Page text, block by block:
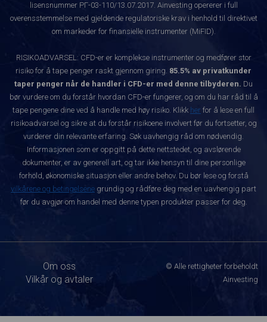
lisensnummer РГ-03-110/13.07.2017. Ainvesting opererer i full
overensstemmelse med gjeldende regulatoriske krav i henhold til direktivet
om markeder for finansielle instrumenter (MiFID).
RISIKOADVARSEL: CFD-er er komplekse instrumenter og medfører stor
risiko for å tape penger raskt gjennom giring. 85.5% av privatkunder
taper penger når de handler i CFD-er med denne tilbyderen. Du
bør vurdere om du forstår hvordan CFD-er fungerer, og om du har råd til å
tape pengene dine ved å handle med høy risiko. Klikk her for å lese en full
risikoadvarsel og sikre at du forstår risikoene involvert før du fortsetter, og
vurderer din relevante erfaring. Søk uavhengig råd om nødvendig.
Informasjonen som er oppgitt på dette nettstedet, og avslørende
dokumenter, er av generell art, og tar ikke hensyn til dine personlige
forhold, økonomiske situasjon eller andre behov. Du bør lese og forstå
vilkårene og betingelsene grundig og rådføre deg med en uavhengig part
før du avgjør om handel med denne typen produkter passer for deg.
Om oss
Vilkår og avtaler
© Alle rettigheter forbeholdt
Ainvesting